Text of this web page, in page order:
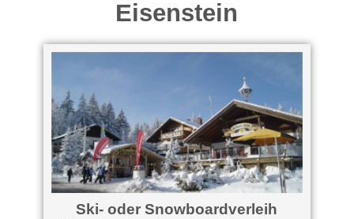
Eisenstein
Ski- oder Snowboardverleih